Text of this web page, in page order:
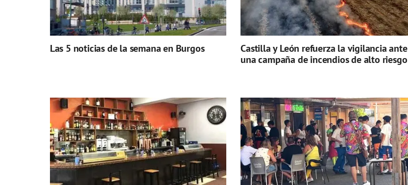
Las 5 noticias de la semana en Burgos
Castilla y León refuerza la vigilancia ante
una campaña de incendios de alto riesgo